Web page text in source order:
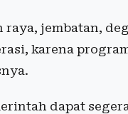
jembatan,
karena
dapat